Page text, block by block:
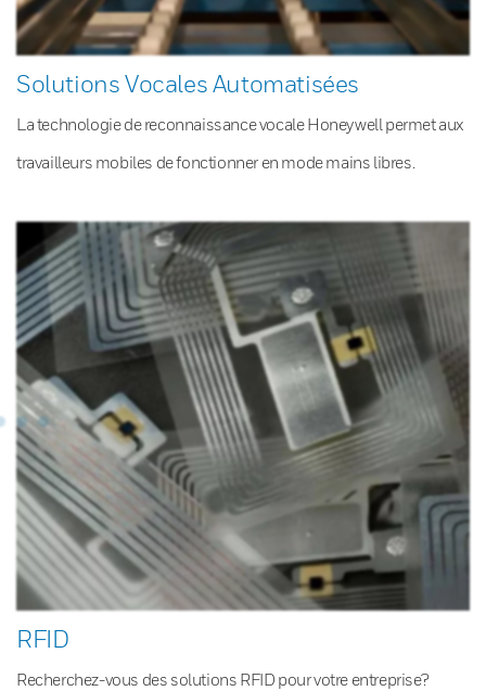
Solutions Vocales Automatisées
La technologie de reconnaissance vocale Honeywell permet aux
travailleurs mobiles de fonctionner en mode mains libres.
RFID
Recherchez-vous des solutions RFID pour votre entreprise?